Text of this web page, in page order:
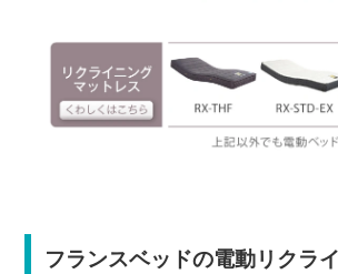
フランスベッドの電動リクラ